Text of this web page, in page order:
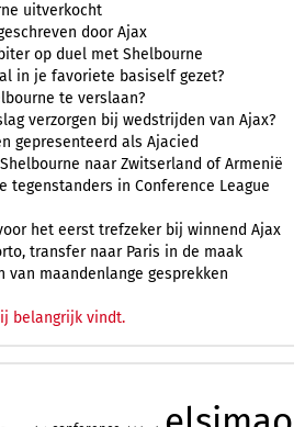
uitverkocht
door Ajax
op duel met Shelbourne
in je favoriete basiself gezet?
te verslaan?
verzorgen bij wedstrijden van Ajax?
gepresenteerd als Ajacied
naar Zwitserland of Armenië
tegenstanders in Conference League
het eerst trefzeker bij winnend Ajax
transfer naar Paris in de maak
van maandenlange gesprekken
belangrijk vindt.